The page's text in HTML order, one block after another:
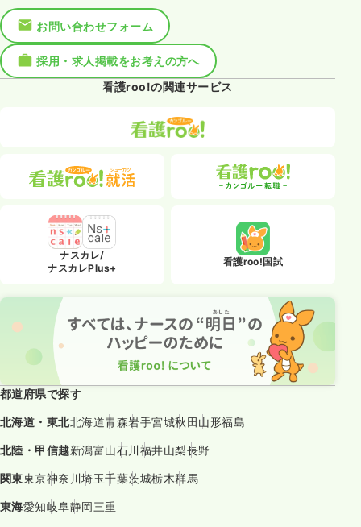
お問い合わせフォーム
採用・求人掲載をお考えの方へ
看護roo!の関連サービス
ナスカレ/
ナスカレPlus+
看護roo!国試
都道府県で探す
北海道・東北北海道青森岩手宮城秋田山形福島
北陸・甲信越新潟富山石川福井山梨長野
関東東京神奈川埼玉千葉茨城栃木群馬
東海愛知岐阜静岡三重